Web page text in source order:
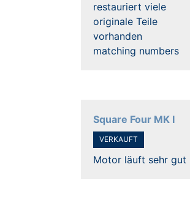
restauriert viele
originale Teile
vorhanden
matching numbers
Square Four MK I
VERKAUFT
Motor läuft sehr gut